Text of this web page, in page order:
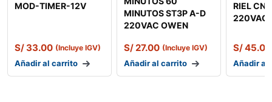
MOD-TIMER-12V
S/33.00 (Incluye IGV)
Añadir al carrito
MINUTOS ST3P A-D
220VAC OWEN
S/27.00 (Incluye IGV)
Añadir al carrito
RIEL
220VAC
S/45.00
Añadir al